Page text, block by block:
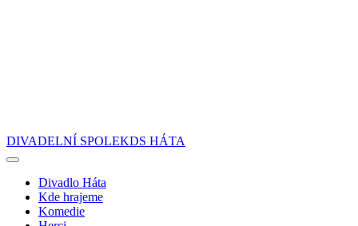
DIVADELNÍ SPOLEKDS HÁTA
Divadlo Háta
Kde hrajeme
Komedie